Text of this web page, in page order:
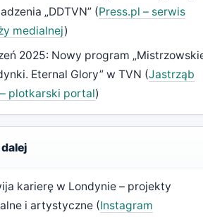
„DDTVN” (Press.pl – serwis
medialnej)
2025: Nowy program
Eternal Glory” w TVN (Jastrząb
plotkarski portal)
karierę w Londynie – projekty
i artystyczne (Instagram